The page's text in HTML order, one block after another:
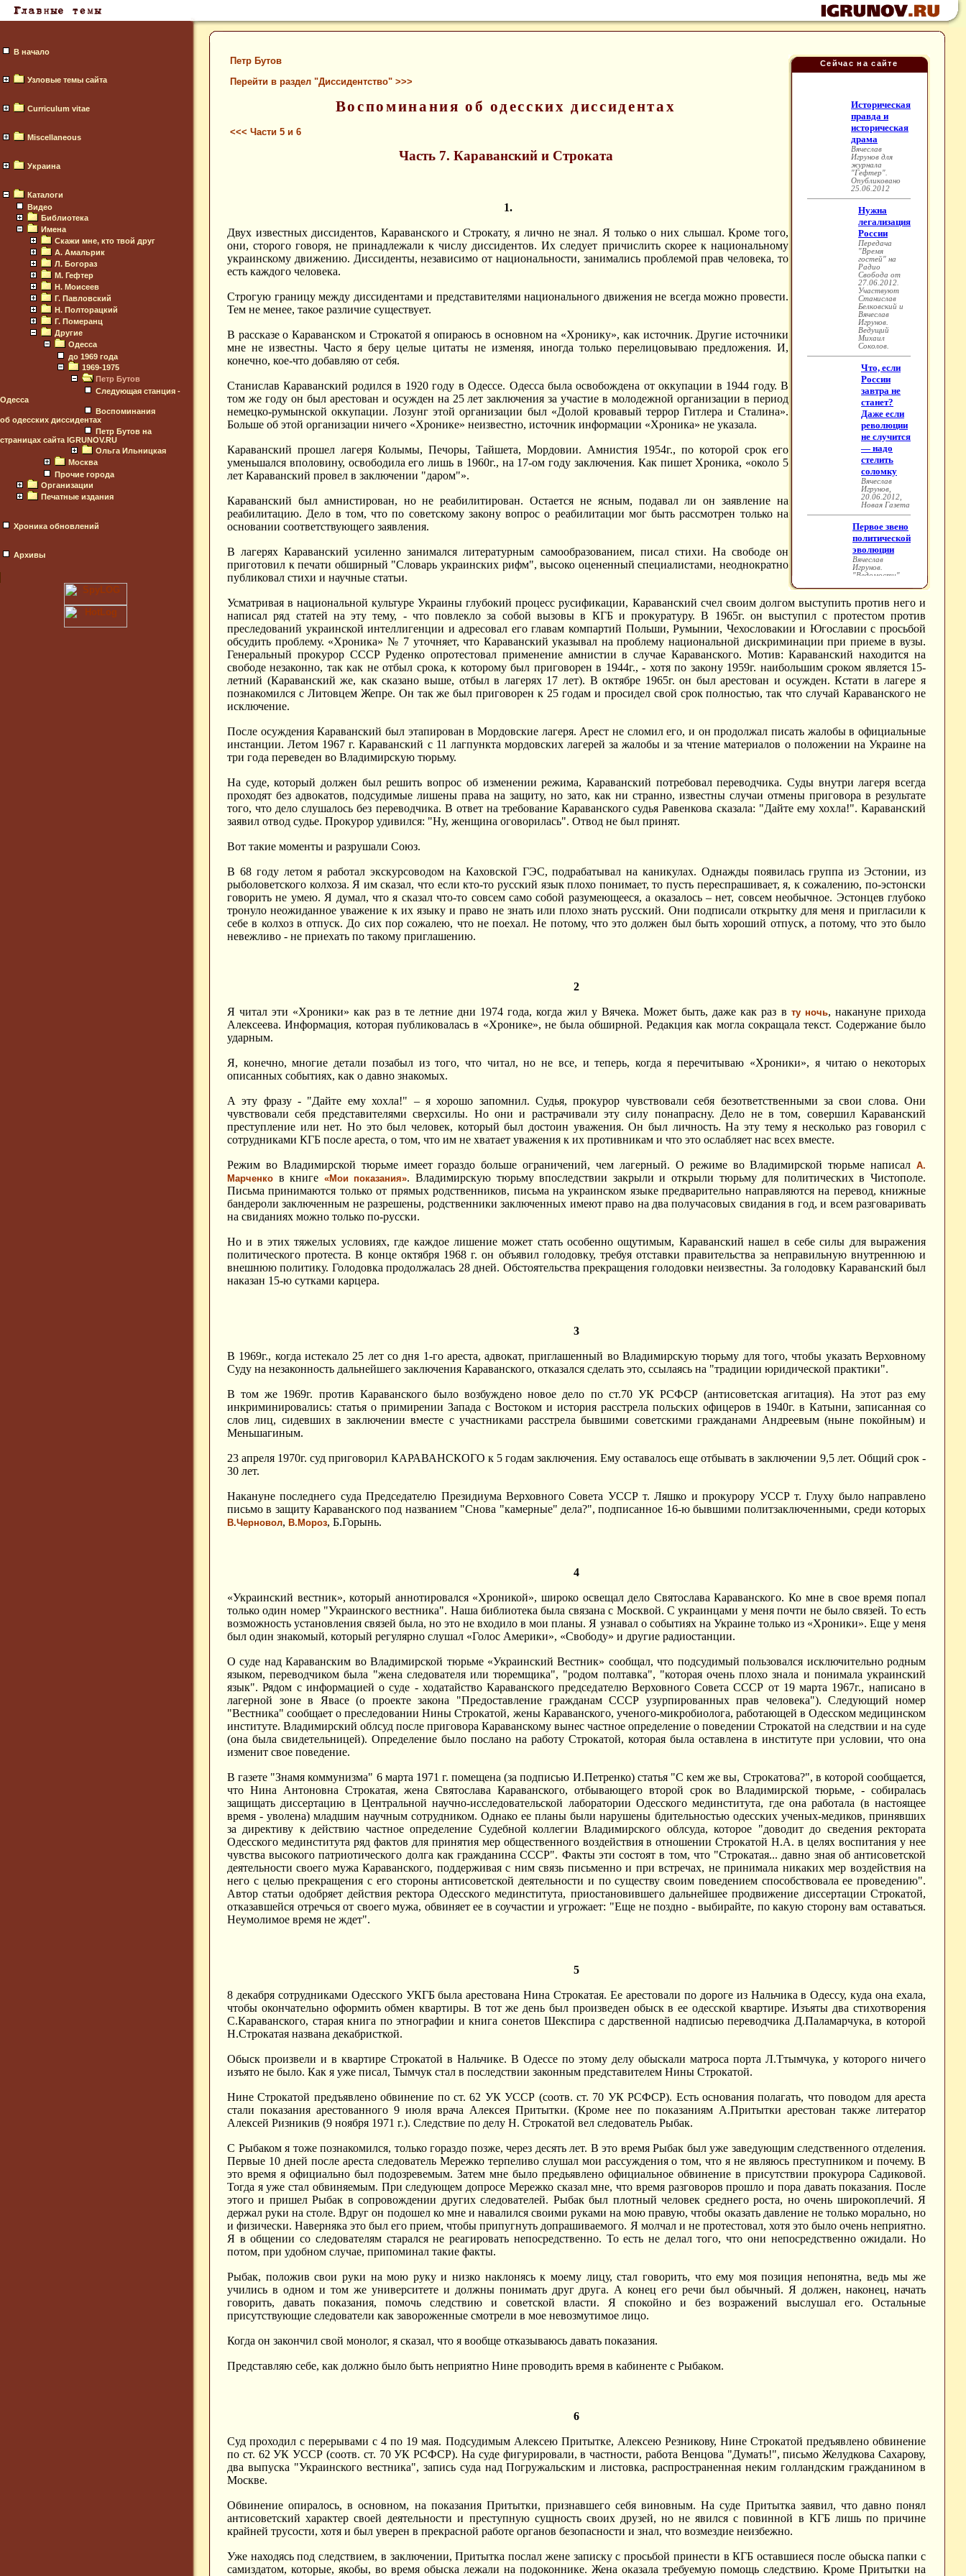
В начало
Узловые темы сайта
Curriculum vitae
Miscellaneous
Украина
Каталоги
Видео
Библиотека
Имена
Скажи мне, кто твой друг
А. Амальрик
Л. Богораз
М. Гефтер
Н. Моисеев
Г. Павловский
Н. Полторацкий
Г. Померанц
Другие
Одесса
до 1969 года
1969-1975
Петр Бутов
Следующая станция -
Одесса
Воспоминания
об одесских диссидентах
Петр Бутов на
страницах сайта IGRUNOV.RU
Ольга Ильницкая
Москва
Прочие города
Организации
Печатные издания
Хроника обновлений
Архивы
Сейчас на сайте
Петр Бутов
Перейти в раздел "Диссидентство" >>>
Воспоминания об одесских диссидентах
<<< Части 5 и 6
Часть 7. Караванский и Строката
1.
Двух известных диссидентов, Караванского и Строкату, я лично не знал. Я только о них слышал. Кроме того,
они, сторого говоря, не принадлежали к числу диссидентов. Их следует причислить скорее к национальному
украинскому движению. Диссиденты, независимо от национальности, занимались проблемой прав человека, то
есть каждого человека.
Строгую границу между диссидентами и представителями национального движения не всегда можно провести.
Тем не менее, такое различие существует.
В рассказе о Караванском и Строкатой я опираюсь в основном на «Хронику», как источник. Другие источники
мне не известны. Часто я беру целые цитаты не изменяя, иногда только перелицовываю предложения. И,
конечно, кое-что добавляю от себя.
Станислав Караванский родился в 1920 году в Одессе. Одесса была освобождена от оккупации в 1944 году. В
том же году он был арестован и осужден на 25 лет заключения за участие в молодежной организации в период
немецко-румынской оккупации. Лозунг этой организации был «Долой кровавый террор Гитлера и Сталина».
Больше об этой организации ничего «Хронике» неизвестно, источник информации «Хроника» не указала.
Караванский прошел лагеря Колымы, Печоры, Тайшета, Мордовии. Амнистия 1954г., по которой срок его
уменьшался вполовину, освободила его лишь в 1960г., на 17-ом году заключения. Как пишет Хроника, «около 5
лет Караванский провел в заключении "даром"».
Караванский был амнистирован, но не реабилитирован. Остается не ясным, подавал ли он заявление на
реабилитацию. Дело в том, что по советскому закону вопрос о реабилитации мог быть рассмотрен только на
основании соответствующего заявления.
В лагерях Караванский усиленно занимался литературным самообразованием, писал стихи. На свободе он
приготовил к печати обширный "Словарь украинских рифм", высоко оцененный специалистами, неоднократно
публиковал стихи и научные статьи.
Усматривая в национальной культуре Украины глубокий процесс русификации, Караванский счел своим долгом выступить против него и
написал ряд статей на эту тему, - что повлекло за собой вызовы в КГБ и прокуратуру. В 1965г. он выступил с протестом против
преследований украинской интеллигенции и адресовал его главам компартий Польши, Румынии, Чехословакии и Югославии с просьбой
обсудить проблему. «Хроника» № 7 уточняет, что Караванский указывал на проблему национальной дискриминации при приеме в вузы.
Генеральный прокурор СССР Руденко опротестовал применение амнистии в случае Караванского. Мотив: Караванский находится на
свободе незаконно, так как не отбыл срока, к которому был приговорен в 1944г., - хотя по закону 1959г. наибольшим сроком является 15-
летний (Караванский же, как сказано выше, отбыл в лагерях 17 лет). В октябре 1965г. он был арестован и осужден. Кстати в лагере я
познакомился с Литовцем Жепре. Он так же был приговорен к 25 годам и просидел свой срок полностью, так что случай Караванского не
исключение.
После осуждения Караванский был этапирован в Мордовские лагеря. Арест не сломил его, и он продолжал писать жалобы в официальные
инстанции. Летом 1967 г. Караванский с 11 лагпункта мордовских лагерей за жалобы и за чтение материалов о положении на Украине на
три года переведен во Владимирскую тюрьму.
На суде, который должен был решить вопрос об изменении режима, Караванский потребовал переводчика. Суды внутри лагеря всегда
проходят без адвокатов, подсудимые лишены права на защиту, но зато, как ни странно, известны случаи отмены приговора в результате
того, что дело слушалось без переводчика. В ответ на требование Караванского судья Равенкова сказала: "Дайте ему хохла!". Караванский
заявил отвод судье. Прокурор удивился: "Ну, женщина оговорилась". Отвод не был принят.
Вот такие моменты и разрушали Союз.
В 68 году летом я работал экскурсоводом на Каховской ГЭС, подрабатывал на каникулах. Однажды появилась группа из Эстонии, из
рыболоветского колхоза. Я им сказал, что если кто-то русский язык плохо понимает, то пусть переспрашивает, я, к сожалению, по-эстонски
говорить не умею. Я думал, что я сказал что-то совсем само собой разумеющееся, а оказалось – нет, совсем необычное. Эстонцев глубоко
тронуло неожиданное уважение к их языку и право не знать или плохо знать русский. Они подписали открытку для меня и пригласили к
себе в колхоз в отпуск. До сих пор сожалею, что не поехал. Не потому, что это должен был быть хороший отпуск, а потому, что это было
невежливо - не приехать по такому приглашению.
2
Я читал эти «Хроники» как раз в те летние дни 1974 года, когда жил у Вячека. Может быть, даже как раз в ту ночь, накануне прихода
Алексеева. Информация, которая публиковалась в «Хронике», не была обширной. Редакция как могла сокращала текст. Содержание было
ударным.
Я, конечно, многие детали позабыл из того, что читал, но не все, и теперь, когда я перечитываю «Хроники», я читаю о некоторых
описанных событиях, как о давно знакомых.
А эту фразу - "Дайте ему хохла!" – я хорошо запомнил. Судья, прокурор чувствовали себя безответственными за свои слова. Они
чувствовали себя представителями сверхсилы. Но они и растрачивали эту силу понапрасну. Дело не в том, совершил Караванский
преступление или нет. Но это был человек, который был достоин уважения. Он был личность. На эту тему я несколько раз говорил с
сотрудниками КГБ после ареста, о том, что им не хватает уважения к их противникам и что это ослабляет нас всех вместе.
Режим во Владимирской тюрьме имеет гораздо больше ограничений, чем лагерный. О режиме во Владимирской тюрьме написал А.
Марченко в книге «Мои показания». Владимирскую тюрьму впоследствии закрыли и открыли тюрьму для политических в Чистополе.
Письма принимаются только от прямых родственников, письма на украинском языке предварительно направляются на перевод, книжные
бандероли заключенным не разрешены, родственники заключенных имеют право на два получасовых свидания в год, и всем разговаривать
на свиданиях можно только по-русски.
Но и в этих тяжелых условиях, где каждое лишение может стать особенно ощутимым, Караванский нашел в себе силы для выражения
политического протеста. В конце октября 1968 г. он объявил голодовку, требуя отставки правительства за неправильную внутреннюю и
внешнюю политику. Голодовка продолжалась 28 дней. Обстоятельства прекращения голодовки неизвестны. За голодовку Караванский был
наказан 15-ю сутками карцера.
3
В 1969г., когда истекало 25 лет со дня 1-го ареста, адвокат, приглашенный во Владимирскую тюрьму для того, чтобы указать Верховному
Суду на незаконность дальнейшего заключения Караванского, отказался сделать это, ссылаясь на "традиции юридической практики".
В том же 1969г. против Караванского было возбуждено новое дело по ст.70 УК РСФСР (антисоветская агитация). На этот раз ему
инкриминировались: статья о примирении Запада с Востоком и история расстрела польских офицеров в 1940г. в Катыни, записанная со
слов лиц, сидевших в заключении вместе с участниками расстрела бывшими советскими гражданами Андреевым (ныне покойным) и
Меньшагиным.
23 апреля 1970г. суд приговорил КАРАВАНСКОГО к 5 годам заключения. Ему оставалось еще отбывать в заключении 9,5 лет. Общий срок -
30 лет.
Накануне последнего суда Председателю Президиума Верховного Совета УССР т. Ляшко и прокурору УССР т. Глуху было направлено
письмо в защиту Караванского под названием "Снова "камерные" дела?", подписанное 16-ю бывшими политзаключенными, среди которых
В.Черновол, В.Мороз, Б.Горынь.
4
«Украинский вестник», который аннотировался «Хроникой», широко освещал дело Святослава Караванского. Ко мне в свое время попал
только один номер "Украинского вестника". Наша библиотека была связана с Москвой. С украинцами у меня почти не было связей. То есть
возможность установления связей была, но это не входило в мои планы. Я узнавал о событиях на Украине только из «Хроники». Еще у меня
был один знакомый, который регулярно слушал «Голос Америки», «Свободу» и другие радиостанции.
О суде над Караванским во Владимирской тюрьме «Украинский Вестник» сообщал, что подсудимый пользовался исключительно родным
языком, переводчиком была "жена следователя или тюремщика", "родом полтавка", "которая очень плохо знала и понимала украинский
язык". Рядом с информацией о суде - ходатайство Караванского председателю Верховного Совета СССР от 19 марта 1967г., написано в
лагерной зоне в Явасе (о проекте закона "Предоставление гражданам СССР узурпированных прав человека"). Следующий номер
"Вестника" сообщает о преследовании Нины Строкатой, жены Караванского, ученого-микробиолога, работающей в Одесском медицинском
институте. Владимирский облсуд после приговора Караванскому вынес частное определение о поведении Строкатой на следствии и на суде
(она была свидетельницей). Определение было послано на работу Строкатой, которая была оставлена в институте при условии, что она
изменит свое поведение.
В газете "Знамя коммунизма" 6 марта 1971 г. помещена (за подписью И.Петренко) статья "С кем же вы, Строкатова?", в которой сообщается,
что Нина Антоновна Строкатая, жена Святослава Караванского, отбывающего второй срок во Владимирской тюрьме, - собиралась
защищать диссертацию в Центральной научно-исследовательской лаборатории Одесского мединститута, где она работала (в настоящее
время - уволена) младшим научным сотрудником. Однако ее планы были нарушены бдительностью одесских ученых-медиков, принявших
за директиву к действию частное определение Судебной коллегии Владимирского облсуда, которое "доводит до сведения ректората
Одесского мединститута ряд фактов для принятия мер общественного воздействия в отношении Строкатой Н.А. в целях воспитания у нее
чувства высокого патриотического долга как гражданина СССР". Факты эти состоят в том, что "Строкатая... давно зная об антисоветской
деятельности своего мужа Караванского, поддерживая с ним связь письменно и при встречах, не принимала никаких мер воздействия на
него с целью прекращения с его стороны антисоветской деятельности и по существу своим поведением способствовала ее проведению".
Автор статьи одобряет действия ректора Одесского мединститута, приостановившего дальнейшее продвижение диссертации Строкатой,
отказавшейся отречься от своего мужа, обвиняет ее в соучастии и угрожает: "Еще не поздно - выбирайте, по какую сторону вам оставаться.
Неумолимое время не ждет".
5
8 декабря сотрудниками Одесского УКГБ была арестована Нина Строкатая. Ее арестовали по дороге из Нальчика в Одессу, куда она ехала,
чтобы окончательно оформить обмен квартиры. В тот же день был произведен обыск в ее одесской квартире. Изъяты два стихотворения
С.Караванского, старая книга по этнографии и книга сонетов Шекспира с дарственной надписью переводчика Д.Паламарчука, в которой
Н.Строкатая названа декабристкой.
Обыск произвели и в квартире Строкатой в Нальчике. В Одессе по этому делу обыскали матроса порта Л.Ттымчука, у которого ничего
изъято не было. Как я уже писал, Тымчук стал в последствии законным представителем Нины Строкатой.
Нине Строкатой предъявлено обвинение по ст. 62 УК УССР (соотв. ст. 70 УК РСФСР). Есть основания полагать, что поводом для ареста
стали показания арестованного 9 июля врача Алексея Притытки. (Кроме нее по показаниям А.Притытки арестован также литератор
Алексей Ризникив (9 ноября 1971 г.). Следствие по делу Н. Строкатой вел следователь Рыбак.
С Рыбаком я тоже познакомился, только гораздо позже, через десять лет. В это время Рыбак был уже заведующим следственного отделения.
Первые 10 дней после ареста следователь Мережко терпеливо слушал мои рассуждения о том, что я не являюсь преступником и почему. В
это время я официально был подозревемым. Затем мне было предьявлено официальное обвинение в присутствии прокурора Садиковой.
Тогда я уже стал обвиняемым. При следующем допросе Мережко сказал мне, что время разговоров прошло и пора давать показания. После
этого и пришел Рыбак в сопровождении других следователей. Рыбак был плотный человек среднего роста, но очень широкоплечий. Я
держал руки на столе. Вдруг он подошел ко мне и навалился своими руками на мою правую, чтобы оказать давление не только морально, но
и физически. Наверняка это был его прием, чтобы припугнуть допрашиваемого. Я молчал и не протестовал, хотя это было очень неприятно.
Я в общении со следователям старался не реагировать непосредственно. То есть не делал того, что они непосредственно ожидали. Но
потом, при удобном случае, припоминал такие факты.
Рыбак, положив свои руки на мою руку и низко наклонясь к моему лицу, стал говорить, что ему моя позиция непонятна, ведь мы же
учились в одном и том же университете и должны понимать друг друга. А конец его речи был обычный. Я должен, наконец, начать
говорить, давать показания, помочь следствию и советской власти. Я спокойно и без возражений выслушал его. Остальные
присутствующие следователи как завороженные смотрели в мое невозмутимое лицо.
Когда он закончил свой монолог, я сказал, что я вообще отказываюсь давать показания.
Представляю себе, как должно было быть неприятно Нине проводить время в кабиненте с Рыбаком.
6
Суд проходил с перерывами с 4 по 19 мая. Подсудимым Алексею Притытке, Алексею Резникову, Нине Строкатой предъявлено обвинение
по ст. 62 УК УССР (соотв. ст. 70 УК РСФСР). На суде фигурировали, в частности, работа Венцова "Думать!", письмо Желудкова Сахарову,
два выпуска "Украинского вестника", запись суда над Погружальским и листовка, распространенная неким голландским гражданином в
Москве.
Обвинение опиралось, в основном, на показания Притытки, признавшего себя виновным. На суде Притытка заявил, что давно понял
антисоветский характер своей деятельности и преступную сущность своих друзей, но не явился с повинной в КГБ лишь по причине
крайней трусости, хотя и был уверен в прекрасной работе органов безопасности и знал, что возмездие неизбежно.
Уже находясь под следствием, в заключении, Притытка послал жене записку с просьбой принести в КГБ оставшиеся после обыска папки с
самиздатом, которые, якобы, во время обыска лежали на подоконнике. Жена оказала требуемую помощь следствию. Кроме Притытки на